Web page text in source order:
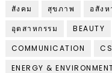
สังคม
สุขภาพ อสัง
อุตสาหกรรม
BEAUTY
COMMUNICATION
ENERGY &